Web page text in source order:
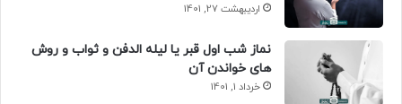
اردیبهشت 27, 1401
نماز شب اول قبر یا لیله الدفن و ثواب و روش
های خواندن آن
خرداد 1, 1401